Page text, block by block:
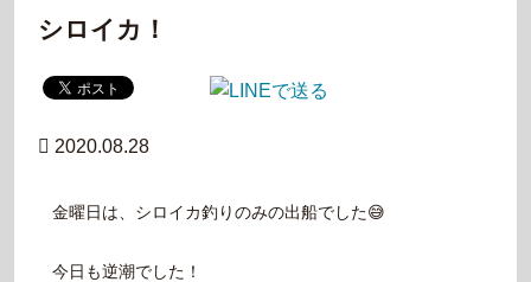
シロイカ！
2020.08.28
金曜日は、シロイカ釣りのみの出船でした😅
今日も逆潮でした！